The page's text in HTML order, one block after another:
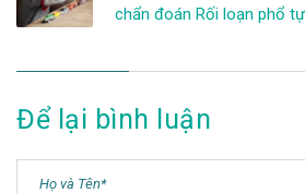
chẩn đoán Rối loạn phổ
Để lại bình luận